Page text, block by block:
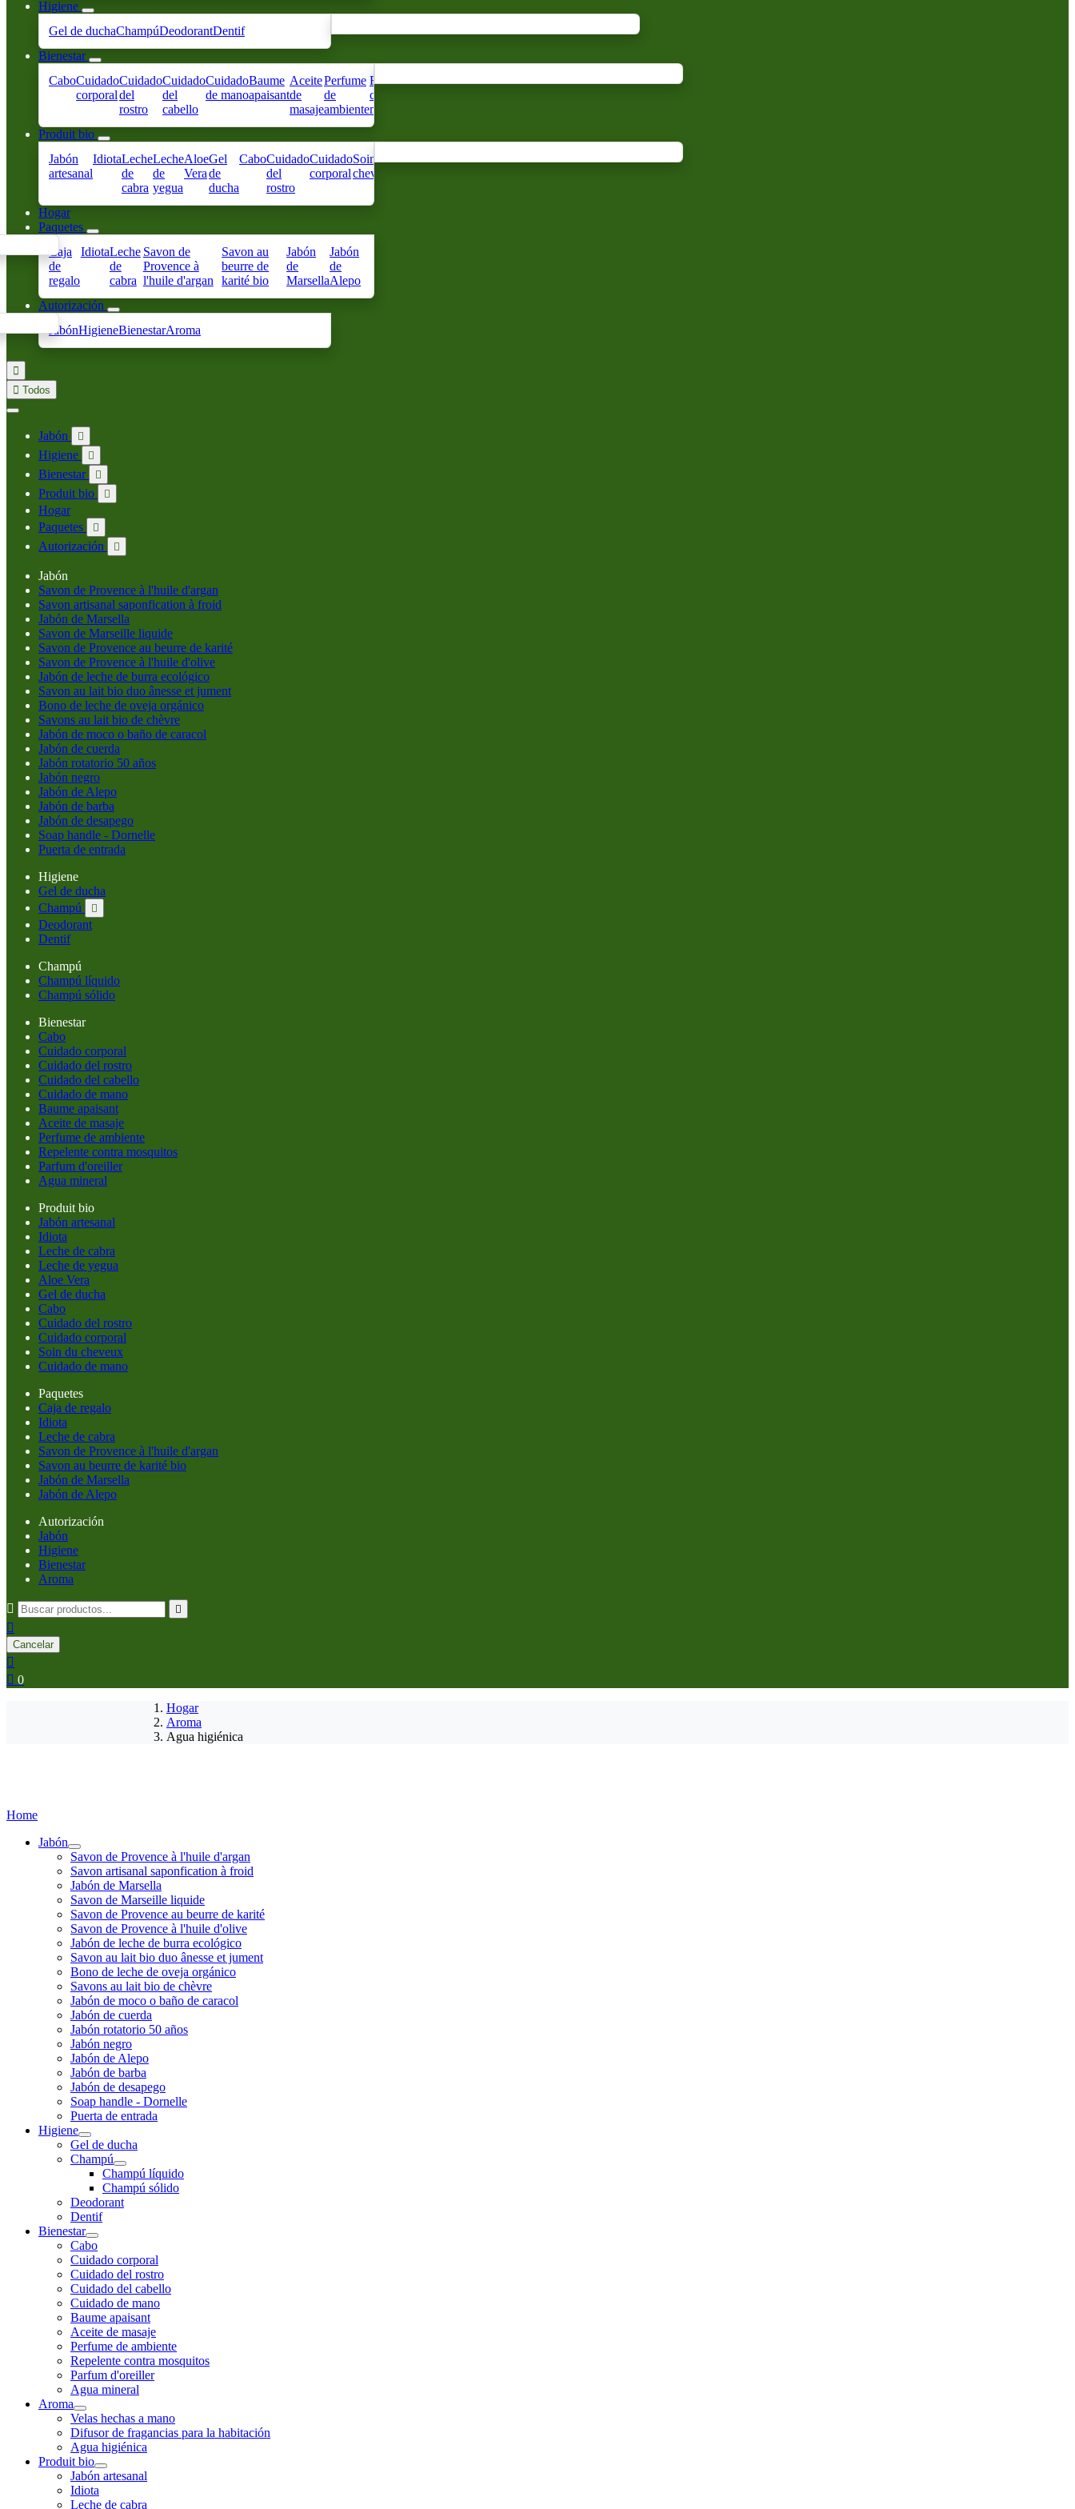
Higiene
Gel de duchaChampúDeodorantDentif
Bienestar
CaboCuidado
corporal
Cuidado
del
rostro
Cuidado
del
cabello
Cuidado
de mano
Baume
apaisant
Aceite
de
masaje
Perfume
de
ambiente
Repelente
contra
mosquitos
Parfum Agua
Produit bio
Jabón
artesanal
IdiotaLeche
de
cabra
Leche
de
yegua
Aloe
Vera
Gel
de
ducha
CaboCuidado
del
rostro
Cuidado
corporal
Soin du
cheveux
Cuidado
Hogar
Paquetes
Caja
de
regalo
IdiotaLeche
de
cabra
Savon de
Provence à
l'huile d'argan
Savon au
beurre de
karité bio
Jabón
de
Marsella
Jabón
de
Alepo
Autorización
JabónHigieneBienestarAroma

 Todos
Jabón 
Higiene 
Bienestar 
Produit bio 
Hogar
Paquetes

Autorización 
Jabón
Savon de Provence à l'huile d'argan
Savon artisanal saponfication à froid
Jabón de Marsella
Savon de Marseille liquide
Savon de Provence au beurre de karité
Savon de Provence à l'huile d'olive
Jabón de leche de burra ecológico
Savon au lait bio duo ânesse et jument
Bono de leche de oveja orgánico
Savons au lait bio de chèvre
Jabón de moco o baño de caracol
Jabón de cuerda
Jabón rotatorio 50 años
Jabón negro
Jabón de Alepo
Jabón de barba
Jabón de desapego
Soap handle - Dornelle
Puerta de entrada
Higiene
Gel de ducha
Champú

Deodorant
Dentif
Champú
Champú líquido
Champú sólido
Bienestar
Cabo
Cuidado corporal
Cuidado del rostro
Cuidado del cabello
Cuidado de mano
Baume apaisant
Aceite de masaje
Perfume de ambiente
Repelente contra mosquitos
Parfum d'oreiller
Agua mineral
Produit bio
Jabón artesanal
Idiota
Leche de cabra
Leche de yegua
Aloe Vera
Gel de ducha
Cabo
Cuidado del rostro
Cuidado corporal
Soin du cheveux
Cuidado de mano
Paquetes
Caja de regalo
Idiota
Leche de cabra
Savon de Provence à l'huile d'argan
Savon au beurre de karité bio
Jabón de Marsella
Jabón de Alepo
Autorización
Jabón
Higiene
Bienestar
Aroma
 

Cancelar

 0
Hogar
Aroma
Agua higiénica
Home
Jabón
Savon de Provence à l'huile d'argan
Savon artisanal saponfication à froid
Jabón de Marsella
Savon de Marseille liquide
Savon de Provence au beurre de karité
Savon de Provence à l'huile d'olive
Jabón de leche de burra ecológico
Savon au lait bio duo ânesse et jument
Bono de leche de oveja orgánico
Savons au lait bio de chèvre
Jabón de moco o baño de caracol
Jabón de cuerda
Jabón rotatorio 50 años
Jabón negro
Jabón de Alepo
Jabón de barba
Jabón de desapego
Soap handle - Dornelle
Puerta de entrada
Higiene
Gel de ducha
Champú
Champú líquido
Champú sólido
Deodorant
Dentif
Bienestar
Cabo
Cuidado corporal
Cuidado del rostro
Cuidado del cabello
Cuidado de mano
Baume apaisant
Aceite de masaje
Perfume de ambiente
Repelente contra mosquitos
Parfum d'oreiller
Agua mineral
Aroma
Velas hechas a mano
Difusor de fragancias para la habitación
Agua higiénica
Produit bio
Jabón artesanal
Idiota
Leche de cabra